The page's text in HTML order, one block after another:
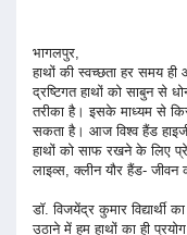
भागलपुर,
हाथों की स्वच्छता हर समय
द्रष्टिगत हाथों को साबुन से
तरीका है। इसके माध्यम से
सकता है। आज विश्व हैंड
हाथों को साफ रखने के लिए
लाइव्स, क्लीन यौर हैंड-
डॉ. विजयेंद्र कुमार विद्यार्थी
उठाने में हम हाथों का ही